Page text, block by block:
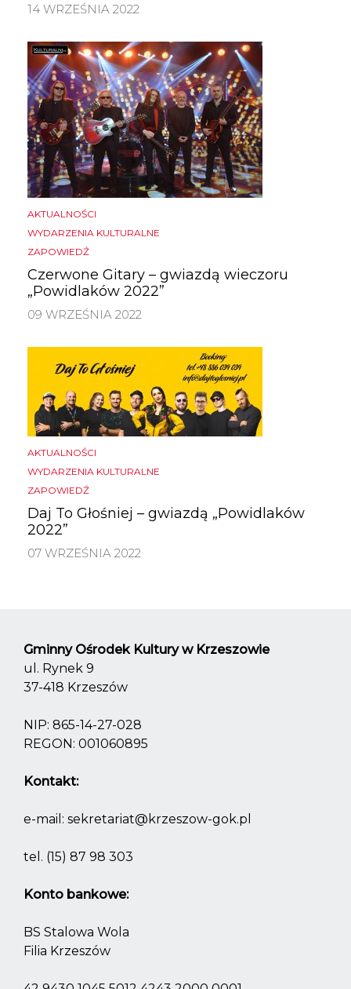
14 WRZEŚNIA 2022
AKTUALNOŚCI
WYDARZENIA KULTURALNE
ZAPOWIEDŹ
Czerwone Gitary – gwiazdą wieczoru
„Powidlaków 2022”
09 WRZEŚNIA 2022
AKTUALNOŚCI
WYDARZENIA KULTURALNE
ZAPOWIEDŹ
Daj To Głośniej – gwiazdą „Powidlaków
2022”
07 WRZEŚNIA 2022
Gminny Ośrodek Kultury w Krzeszowie
ul. Rynek 9
37-418 Krzeszów
NIP: 865-14-27-028
REGON: 001060895
Kontakt:
e-mail: sekretariat@krzeszow-gok.pl
tel. (15) 87 98 303
Konto bankowe:
BS Stalowa Wola
Filia Krzeszów